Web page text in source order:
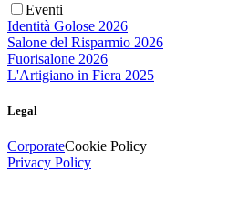
Eventi
Identità Golose 2026
Salone del Risparmio 2026
Fuorisalone 2026
L'Artigiano in Fiera 2025
Legal
CorporateCookie Policy
Privacy Policy